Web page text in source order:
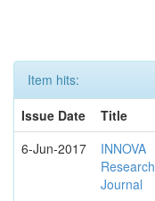
Item hits:
Issue Date
Title
6-Jun-2017
INNOVA
Research
Journal